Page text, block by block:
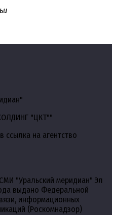
"ЦКТ""
ссылка на агентство
"Уральский меридиан" Эл
выдано Федеральной
информационных
(Роскомнадзор)